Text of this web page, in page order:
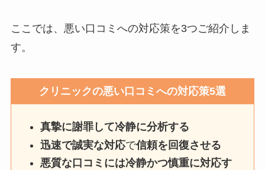
ここでは、悪い口コミへの対応策を3つご紹介しま
す。
クリニックの悪い口コミへの対応策5選
真摯に謝罪して冷静に分析する
迅速で誠実な対応で信頼を回復させる
悪質な口コミには冷静かつ慎重に対応す